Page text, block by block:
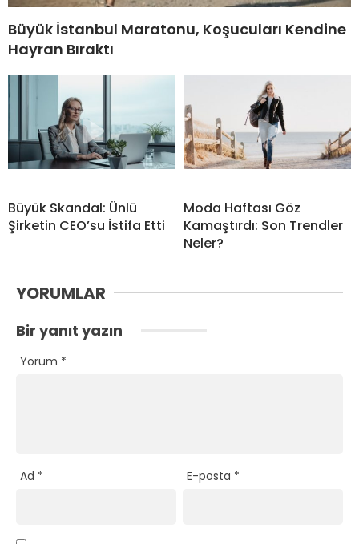
Büyük İstanbul Maratonu, Koşucuları Kendine
Hayran Bıraktı
Büyük Skandal: Ünlü
Şirketin CEO’su İstifa Etti
Moda Haftası Göz
Kamaştırdı: Son Trendler
Neler?
YORUMLAR
Bir yanıt yazın
Yorum *
Ad * E-posta *